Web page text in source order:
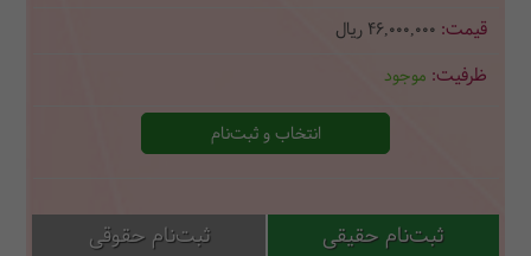
46,000,000 ریال
موجود
انتخاب و ثبت‌نام
ثبت‌نام حقیقی ثبت‌نام حقوقی